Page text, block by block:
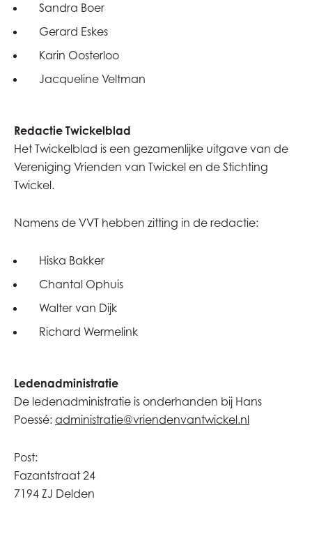
Sandra Boer
Gerard Eskes
Karin Oosterloo
Jacqueline Veltman
Redactie Twickelblad
Het Twickelblad is een gezamenlijke uitgave van de
Vereniging Vrienden van Twickel en de Stichting
Twickel.
Namens de VVT hebben zitting in de redactie:
Hiska Bakker
Chantal Ophuis
Walter van Dijk
Richard Wermelink
Ledenadministratie
De ledenadministratie is onderhanden bij Hans
Poessé: administratie@vriendenvantwickel.nl
Post:
Fazantstraat 24
7194 ZJ Delden